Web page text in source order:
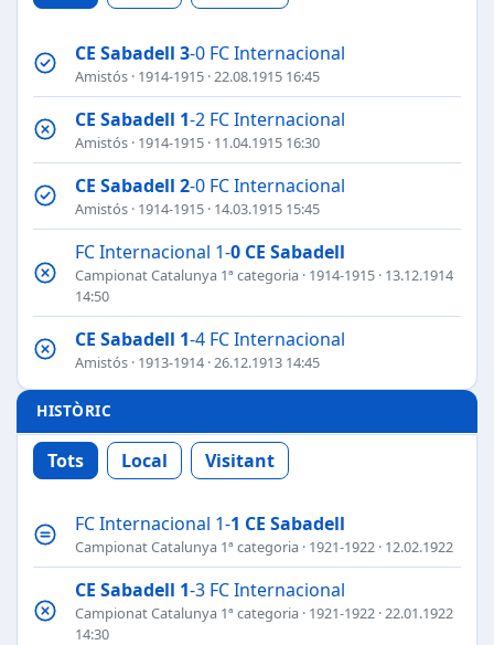
CE Sabadell 3-0 FC Internacional
Amistós · 1914-1915 · 22.08.1915 16:45
CE Sabadell 1-2 FC Internacional
Amistós · 1914-1915 · 11.04.1915 16:30
CE Sabadell 2-0 FC Internacional
Amistós · 1914-1915 · 14.03.1915 15:45
FC Internacional 1-0 CE Sabadell
Campionat Catalunya 1ª categoria · 1914-1915 · 13.12.1914
14:50
CE Sabadell 1-4 FC Internacional
Amistós · 1913-1914 · 26.12.1913 14:45
HISTÒRIC
Tots Local Visitant
FC Internacional 1-1 CE Sabadell
Campionat Catalunya 1ª categoria · 1921-1922 · 12.02.1922
CE Sabadell 1-3 FC Internacional
Campionat Catalunya 1ª categoria · 1921-1922 · 22.01.1922
14:30